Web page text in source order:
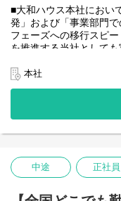
国どこからでも働いて
入社日以外の出社は基
せん。また、働く時間
時～22時までの間であ
児、介護などとの両立
■大和ハウス本社におい
発」および「事業部門
フェーズへの移行スピ
を推進する当社として
務としチームの拡大を図
なお、フルリモート勤
で、日本全国どこから
入社日以外の出社は年
また、働く時間に制限
を途中で中断したり、働
介護などとの両立も可能
本社
中途 正社員